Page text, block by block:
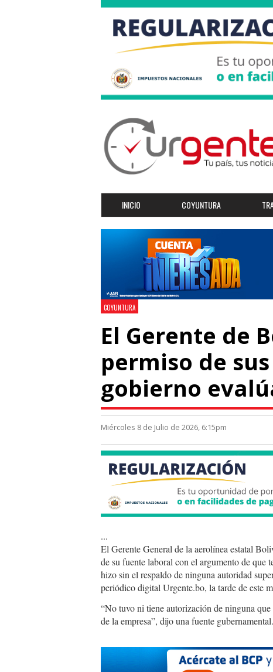
INICIO COYUNTURA
COYUNTURA
El Gerente de
permiso de
gobierno
Miércoles 8 de Julio de 2026, 6:15pm
...
El Gerente General de la aerolínea estatal
de su fuente laboral con el argumento de que
hizo sin el respaldo de ninguna autoridad
periódico digital Urgente.bo, la tarde de este
“No tuvo ni tiene autorización de ninguna
de la empresa”, dijo una fuente gubernamental.